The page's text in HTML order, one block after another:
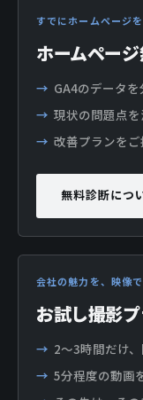
すでにホームページ
ホームペー
GA4のデータを
現状の問題点
改善プランをご
無料診断につ
会社の魅力を、映像
お試し撮影
2〜3時間だけ
5分程度の動画